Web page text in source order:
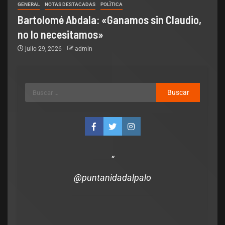
GENERAL NOTAS DESTACADAS POLÌTICA
Bartolomé Abdala: «Ganamos sin Claudio,
no lo necesitamos»
julio 29, 2026 admin
@puntanidadalpalo
El Senado aprobó la ley para los
que manejen alcoholizados y
provoquen accidentes, asuman los